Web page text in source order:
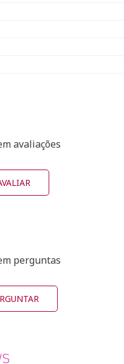
avaliações
perguntas